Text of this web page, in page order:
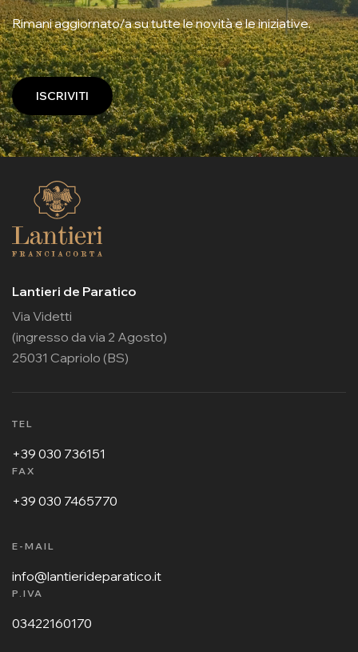
Rimani aggiornato/a su tutte le novità e le iniziative.
ISCRIVITI
Lantieri de Paratico
Via Videtti
(ingresso da via 2 Agosto)
25031 Capriolo (BS)
TEL
+39 030 736151
FAX
+39 030 7465770
E-MAIL
info@lantierideparatico.it
P.IVA
03422160170